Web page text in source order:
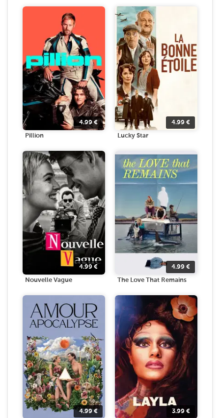
4.99€
Pillion
4.99 €
Lucky Star
4.99 €
Nouvelle Vague
4.99 €
The Love That Remains
4.99€ 3.99 €